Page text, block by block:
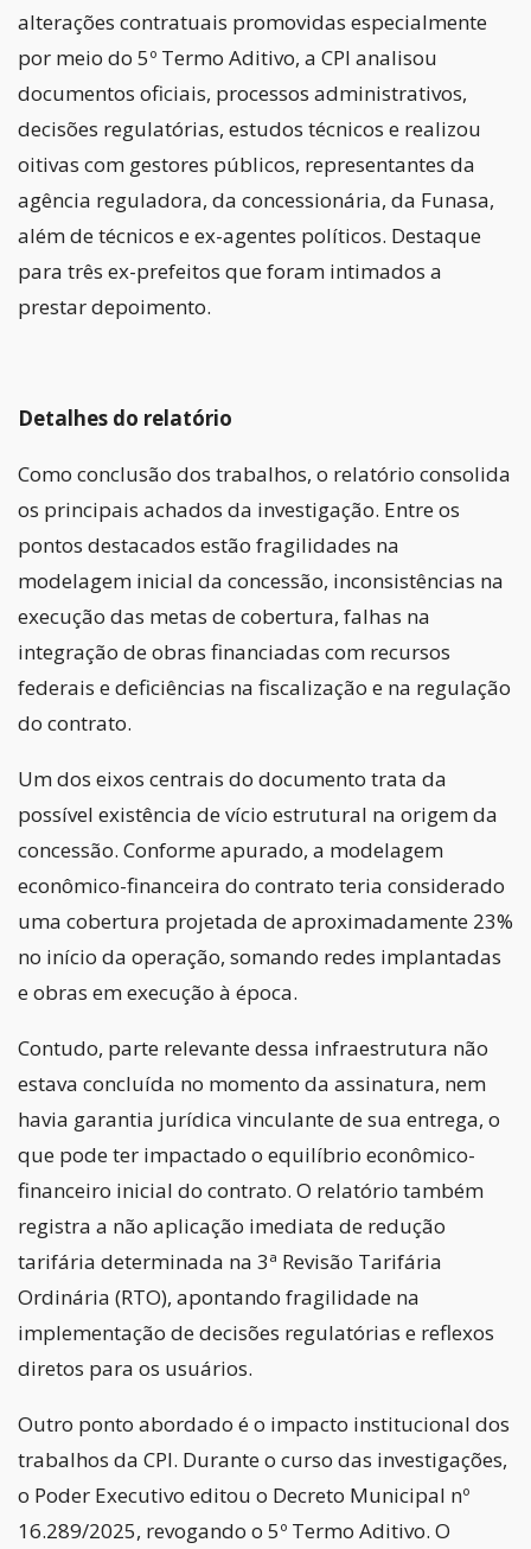
alterações contratuais promovidas especialmente
por meio do 5º Termo Aditivo, a CPI analisou
documentos oficiais, processos administrativos,
decisões regulatórias, estudos técnicos e realizou
oitivas com gestores públicos, representantes da
agência reguladora, da concessionária, da Funasa,
além de técnicos e ex-agentes políticos. Destaque
para três ex-prefeitos que foram intimados a
prestar depoimento.
Detalhes do relatório
Como conclusão dos trabalhos, o relatório consolida
os principais achados da investigação. Entre os
pontos destacados estão fragilidades na
modelagem inicial da concessão, inconsistências na
execução das metas de cobertura, falhas na
integração de obras financiadas com recursos
federais e deficiências na fiscalização e na regulação
do contrato.
Um dos eixos centrais do documento trata da
possível existência de vício estrutural na origem da
concessão. Conforme apurado, a modelagem
econômico-financeira do contrato teria considerado
uma cobertura projetada de aproximadamente 23%
no início da operação, somando redes implantadas
e obras em execução à época.
Contudo, parte relevante dessa infraestrutura não
estava concluída no momento da assinatura, nem
havia garantia jurídica vinculante de sua entrega, o
que pode ter impactado o equilíbrio econômico-
financeiro inicial do contrato. O relatório também
registra a não aplicação imediata de redução
tarifária determinada na 3ª Revisão Tarifária
Ordinária (RTO), apontando fragilidade na
implementação de decisões regulatórias e reflexos
diretos para os usuários.
Outro ponto abordado é o impacto institucional dos
trabalhos da CPI. Durante o curso das investigações,
o Poder Executivo editou o Decreto Municipal nº
16.289/2025, revogando o 5º Termo Aditivo. O